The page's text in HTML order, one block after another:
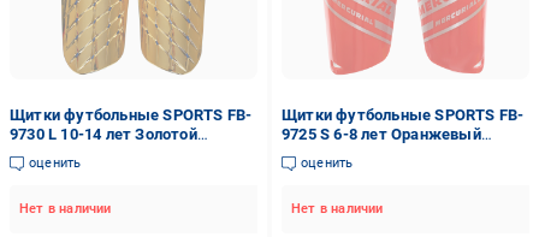
Щитки футбольные SPORTS FB-
9730 L 10-14 лет Золотой
(6936116104255)
оценить
Нет в наличии
Щитки футбольные SPORTS FB-
9725 S 6-8 лет Оранжевый
(6936116104247)
оценить
Нет в наличии